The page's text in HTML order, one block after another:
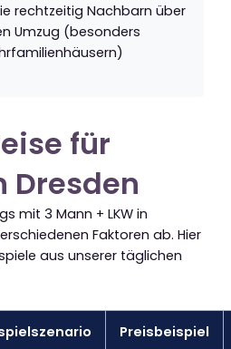
rechtzeitig Nachbarn über
Umzug (besonders
für
Dresden
mit 3 Mann + LKW in
Faktoren ab. Hier
aus unserer täglichen
Preisbeispiel